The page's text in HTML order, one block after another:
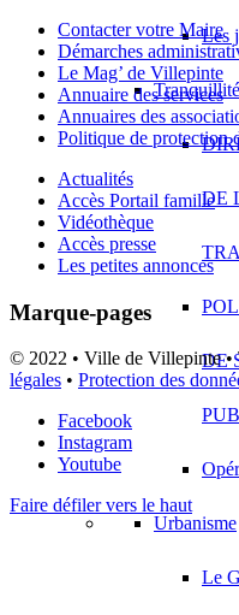
Les
DE
DE
Urbanisme
Le
Contacter votre Maire
Démarches
Le Mag’ de Villepinte
Annuaire des services
Annuaires des
Politique de protection
Actualités
Accès Portail famille
Vidéothèque
Accès presse
Les petites annonces
Marque-pages
© 2022 • Ville de Villepinte •
légales • Protection des
Facebook
Instagram
Youtube
Faire défiler vers le haut